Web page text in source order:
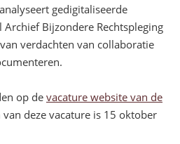
gedigitaliseerde
Archief Bijzondere Rechtspleging
verdachten van collaboratie
op de vacature website van de
deze vacature is 15 oktober